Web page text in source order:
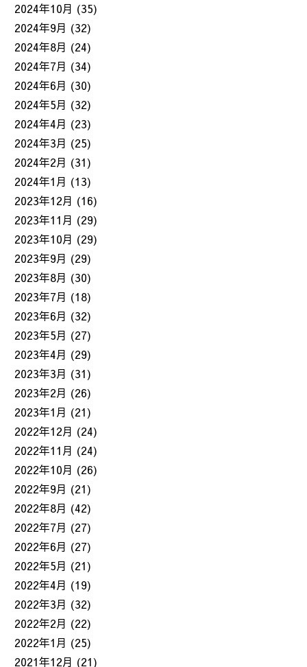
2024年10月 (35)
2024年9月 (32)
2024年8月 (24)
2024年7月 (34)
2024年6月 (30)
2024年5月 (32)
2024年4月 (23)
2024年3月 (25)
2024年2月 (31)
2024年1月 (13)
2023年12月 (16)
2023年11月 (29)
2023年10月 (29)
2023年9月 (29)
2023年8月 (30)
2023年7月 (18)
2023年6月 (32)
2023年5月 (27)
2023年4月 (29)
2023年3月 (31)
2023年2月 (26)
2023年1月 (21)
2022年12月 (24)
2022年11月 (24)
2022年10月 (26)
2022年9月 (21)
2022年8月 (42)
2022年7月 (27)
2022年6月 (27)
2022年5月 (21)
2022年4月 (19)
2022年3月 (32)
2022年2月 (22)
2022年1月 (25)
2021年12月 (21)